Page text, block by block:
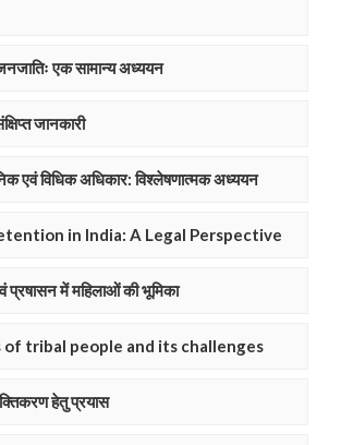
एक सामान्य अध्ययन
जानकारी
एवं विधिक अधिकार: विश्लेषणात्मक अध्ययन
in India: A Legal Perspective
प्रषासन में महिलाओं की भूमिका
of tribal people and its challenges
हेतु प्रयास